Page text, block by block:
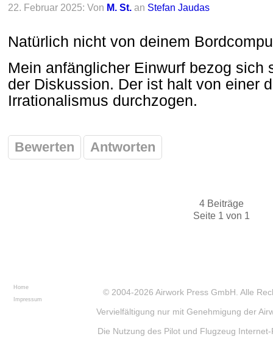
22. Februar 2025: Von M. St. an Stefan Jaudas
Natürlich nicht von deinem
Mein anfänglicher Einwurf bezog sich
der Diskussion. Der ist halt von einer
Irrationalismus durchzogen.
Bewerten Antworten
4 Beiträge
Seite 1 von 1
Home
Impressum
© 2004-2026 Airwork Press GmbH . Alle
Vervielfältigung nur mit Genehmigung der
Die Nutzung des Pilot und Flugzeug